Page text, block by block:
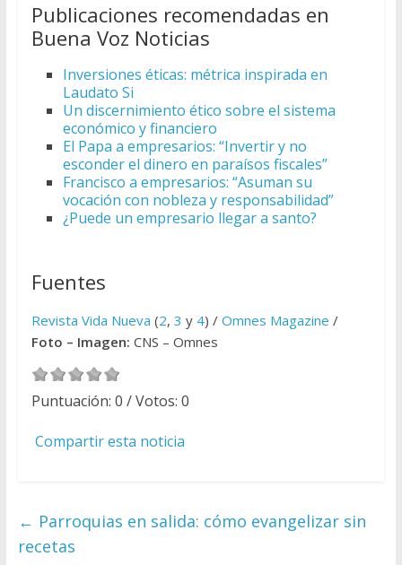
Publicaciones recomendadas en
Buena Voz Noticias
Inversiones éticas: métrica inspirada en
Laudato Si
Un discernimiento ético sobre el sistema
económico y financiero
El Papa a empresarios: “Invertir y no
esconder el dinero en paraísos fiscales”
Francisco a empresarios: “Asuman su
vocación con nobleza y responsabilidad”
¿Puede un empresario llegar a santo?
Fuentes
Revista Vida Nueva (2, 3 y 4) / Omnes Magazine /
Foto – Imagen: CNS – Omnes
Puntuación: 0 / Votos: 0
Compartir esta noticia
← Parroquias en salida: cómo evangelizar sin
recetas